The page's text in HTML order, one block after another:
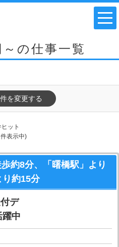
～の仕事一覧
を変更する
ヒット
表示中)
約8分、「曙橋駅」より
り約15分
デ
躍中